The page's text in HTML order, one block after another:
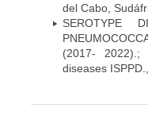
del Cabo,
SEROTYPE
(2017- 2022).;
diseases